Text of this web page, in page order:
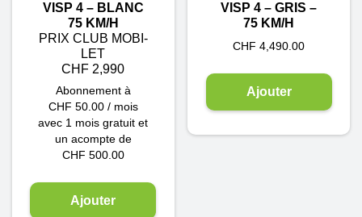
VISP 4 – BLANC
75 KM/H
PRIX CLUB MOBI-
LET
CHF 2,990
Abonnement à
CHF 50.00 / mois
avec 1 mois gratuit et
un acompte de
CHF 500.00
Ajouter
VISP 4 – GRIS –
75 KM/H
CHF 4,490.00
Ajouter